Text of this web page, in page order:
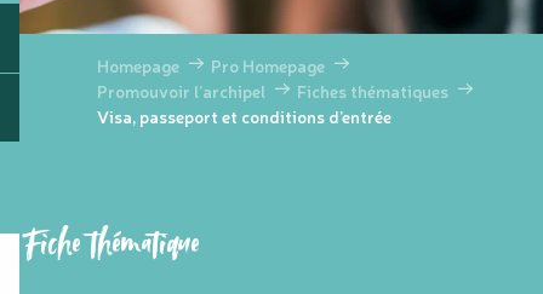
Homepage
Pro Homepage
Promouvoir l’archipel
Fiches thématiques
Visa, passeport et conditions d’entrée
Fiche thématique